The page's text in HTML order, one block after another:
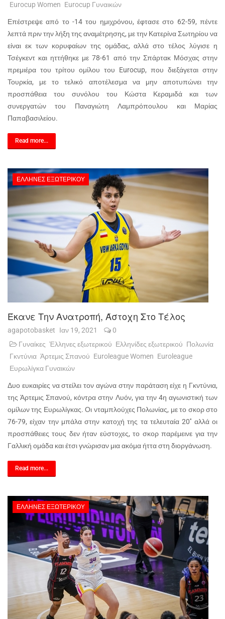
Eurocup Women Eurocup Γυναικών
Επέστρεψε από το -14 του ημιχρόνου, έφτασε στο 62-59, πέντε
λεπτά πριν την λήξη της αναμέτρησης, με την Κατερίνα Σωτηρίου να
είναι εκ των κορυφαίων της ομάδας, αλλά στο τέλος λύγισε η
Τσέγκεντ και ηττήθηκε με 78-61 από την Σπάρτακ Μόσχας στην
πρεμιέρα του τρίτου ομίλου του Eurocup, που διεξάγεται στην
Τουρκία, με το τελικό αποτέλεσμα να μην αποτυπώνει την
προσπάθεια του συνόλου του Κώστα Κεραμιδά και των
συνεργατών του Παναγιώτη Λαμπρόπουλου και Μαρίας
Παπαβασιλείου.
Read more...
ΈΛΛΗΝΕΣ ΕΞΩΤΕΡΙΚΟΎ
Έκανε Την Ανατροπή, Άστοχη Στο Τέλος
agapotobasket Ιαν 19, 2021
0
Γυναίκες Έλληνες εξωτερικού Ελληνίδες εξωτερικού Πολωνία
Γκντύνια Άρτεμις Σπανού Euroleague Women Euroleague
Ευρωλίγκα Γυναικών
Δυο ευκαιρίες να στείλει τον αγώνα στην παράταση είχε η Γκντύνια,
της Άρτεμις Σπανού, κόντρα στην Λυόν, για την 4η αγωνιστική των
ομίλων της Ευρωλίγκας. Οι νταμπλούχες Πολωνίας, με το σκορ στο
76-79, είχαν την μπάλα στην κατοχή της τα τελευταία 20'' αλλά οι
προσπάθειες τους δεν ήταν εύστοχες, το σκορ παρέμεινε για την
Γαλλική ομάδα και έτσι γνώρισαν μια ακόμα ήττα στη διοργάνωση.
Read more...
ΈΛΛΗΝΕΣ ΕΞΩΤΕΡΙΚΟΎ